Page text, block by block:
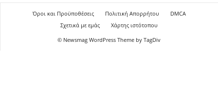
Όροι και Προϋποθέσεις Πολιτική Απορρήτου
DMCA
Σχετικά με εμάς
Χάρτης ιστότοπου
© Newsmag WordPress Theme by TagDiv